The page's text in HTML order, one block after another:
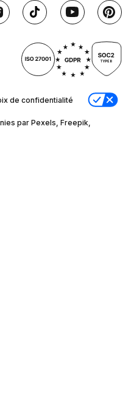
de confidentialité
par Pexels, Freepik,